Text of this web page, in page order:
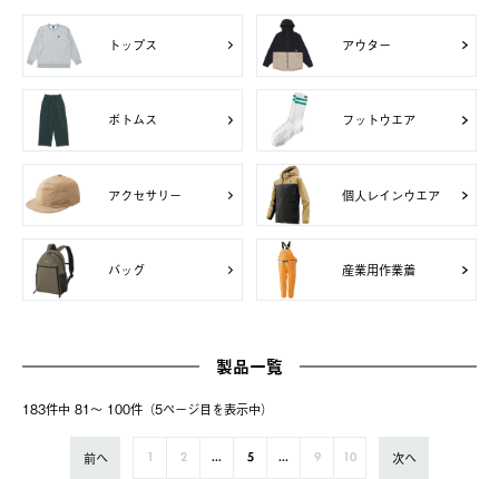
トップス アウター
ボトムス フットウエア
アクセサリー 個人レインウエア
バッグ 産業用作業着
製品一覧
183件中 81〜 100件（5ページ⽬を表⽰中）
前へ 2 ... 5 ... 9 10 次へ